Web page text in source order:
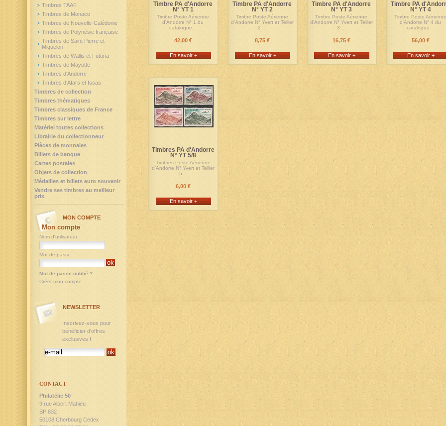
Timbre PA d'Andorre
N° YT 1
Timbre Poste Aérienne
d'Andorre N° 1 du
catalogue...
42,00 €
En savoir +
Timbre PA d'Andorre
N° YT 2
Timbre Poste Aérienne
d'Andorre N° Yvert et Tellier
2....
8,75 €
En savoir +
Timbre PA d'Andorre
N° YT 3
Timbre Poste Aérienne
d'Andorre N° Yvert et Tellier
3....
16,75 €
En savoir +
Timbre PA
N° YT 4
Timbre Poste Aérienne
d'Andorre N° 4 du
catalogue...
56,00 €
En savoir +
Timbres PA d'Andorre
N° YT 5/8
Timbres Poste Aérienne
d'Andorre N° Yvert et Tellier
5...
6,00 €
En savoir +
Timbres TAAF
Timbres de Monaco
Timbres de Nouvelle-Calédonie
Timbres de Polynésie française
Timbres de Saint Pierre et
Miquelon
Timbres de Wallis et Futuna
Timbres de Mayotte
Timbres d'Andorre
Timbres d'Afars et Issas
Timbres de collection
Timbres thématiques
Timbres classiques de France
Timbres sur lettre
Matériel toutes collections
Librairie du collectionneur
Pièces de monnaies
Billets de banque
Cartes postales
Objets de collection
Médailles et billets euro souvenir
Vendre ses timbres au meilleur
prix
MON COMPTE
Mon compte
Nom d'utilisateur
Mot de passe
Mot de passe oublié ?
Créer mon compte
NEWSLETTER
Inscrivez-vous pour
bénéficier d'offres
exclusives !
CONTACT
Philatélie 50
9,rue Albert Mahieu
BP 832
50108 Cherbourg Cedex